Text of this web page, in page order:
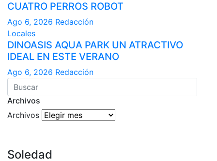
CUATRO PERROS ROBOT
Ago 6, 2026 Redacción
Locales
DINOASIS AQUA PARK UN ATRACTIVO
IDEAL EN ESTE VERANO
Ago 6, 2026 Redacción
Archivos
Archivos
Soledad